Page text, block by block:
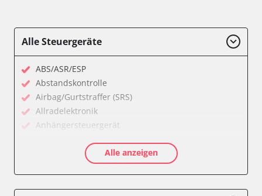
Alle Steuergeräte
ABS/ASR/ESP
Abstandskontrolle
Airbag/Gurtstraffer (SRS)
Allradelektronik
Anhängersteuergerät
DifferentialsperreAlle anzeigen